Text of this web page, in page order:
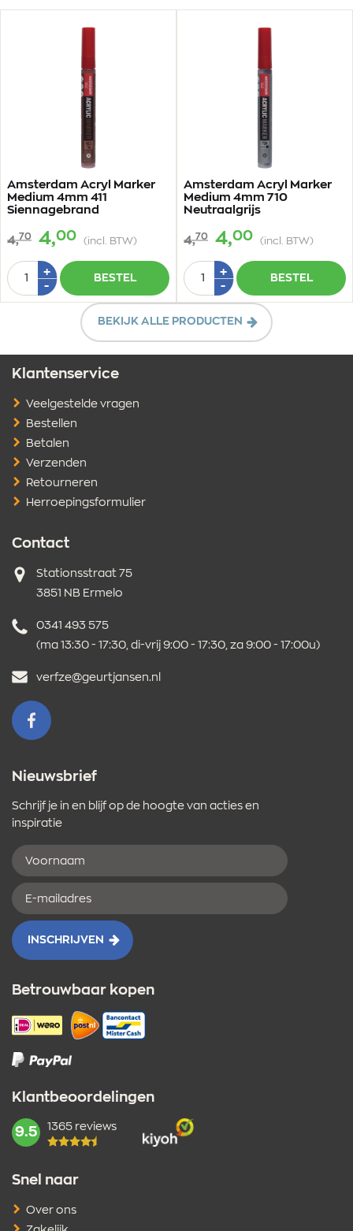
Amsterdam Acryl Marker
Medium 4mm 411
Siennagebrand
4,70 4,00 (incl. BTW)
Aantal
+Plus
-Min
1
BESTEL
Amsterdam Acryl Marker
Medium 4mm 710
Neutraalgrijs
4,70 4,00 (incl. BTW)
Aantal
+Plus
-Min
1
BESTEL
BEKIJK ALLE PRODUCTEN
Klantenservice
Veelgestelde vragen
Bestellen
Betalen
Verzenden
Retourneren
Herroepingsformulier
Contact
Adres
Stationsstraat 75
3851 NB Ermelo
Telefoonnummer
0341 493 575
(ma 13:30 - 17:30, di-vrij 9:00 - 17:30, za 9:00 - 17:00u)
E-
verfze@geurtjansen.nl
VOLG ONS OP FACEBOOK
Nieuwsbrief
Schrijf je in en blijf op de hoogte van acties en
inspiratie
Voornaam
E-
mailadres
INSCHRIJVEN
Betrouwbaar kopen
Klantbeoordelingen
mark:
9.5 1365 reviews
Snel naar
Over ons